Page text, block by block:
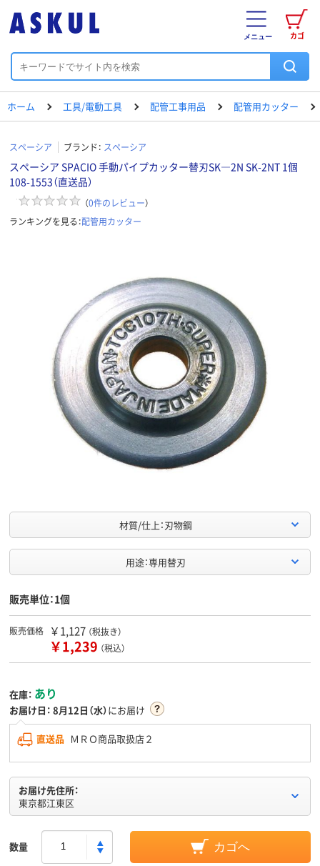
カゴ
メニュー
ホーム 工具/電動工具 配管工事用品 配管用カッター
スペーシア ブランド： スペーシア
スペーシア SPACIO 手動パイプカッター替刃SK―2N SK-2NT 1個
108-1553（直送品）
（0件のレビュー）
ランキングを見る：配管用カッター
材質/仕上：刃物鋼
用途：専用替刃
販売単位：1個
販売価格 ￥1,127 （税抜き）
￥1,239 （税込）
在庫： あり
お届け日： 8月12日（水）にお届け
直送品 ＭＲＯ商品取扱店２
お届け先住所：
東京都江東区
数量 カゴへ